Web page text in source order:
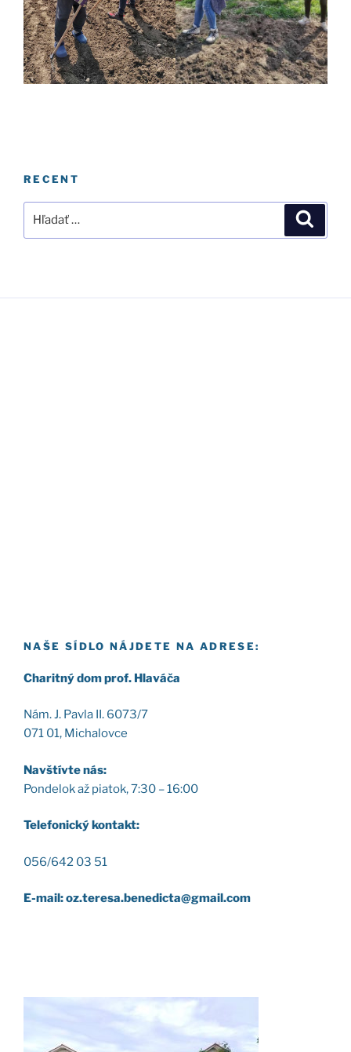
RECENT
NAŠE SÍDLO NÁJDETE NA ADRESE:
Cha­rit­ný dom prof. Hla­vá­ča
Nám. J. Pav­la II. 6073/7
071 01, Micha­lov­ce
Nav­štív­te nás:
Pon­de­lok až pia­tok, 7:30 – 16:00
Tele­fo­nic­ký kon­takt:
056/642 03 51
E-mail: oz.teresa.benedicta@gmail.com